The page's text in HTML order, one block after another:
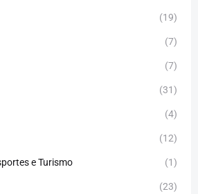
(19)
(7)
(7)
(31)
(4)
(12)
e Turismo (1)
(23)